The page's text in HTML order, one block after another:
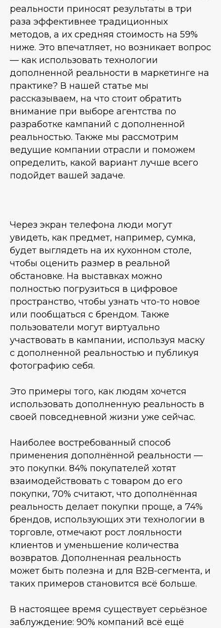
реальности приносят результаты в три
раза эффективнее традиционных
методов, а их средняя стоимость на 59%
ниже. Это впечатляет, но возникает вопрос
— как использовать технологии
дополненной реальности в маркетинге на
практике? В нашей статье мы
рассказываем, на что стоит обратить
внимание при выборе агентства по
разработке кампаний с дополненной
реальностью. Также мы рассмотрим
ведущие компании отрасли и поможем
определить, какой вариант лучше всего
подойдет вашей задаче.
Через экран телефона люди могут
увидеть, как предмет, например, сумка,
будет выглядеть на их кухонном столе,
чтобы оценить размер в реальной
обстановке. На выставках можно
полностью погрузиться в цифровое
пространство, чтобы узнать что-то новое
или пообщаться с брендом. Также
пользователи могут виртуально
участвовать в кампании, используя маску
с дополненной реальностью и публикуя
фотографию себя.
Это примеры того, как людям хочется
использовать дополненную реальность в
своей повседневной жизни уже сейчас.
Наиболее востребованный способ
применения дополнённой реальности —
это покупки. 84% покупателей хотят
взаимодействовать с товаром до его
покупки, 70% считают, что дополнённая
реальность делает покупки проще, а 74%
брендов, использующих эти технологии в
торговле, отмечают рост лояльности
клиентов и уменьшение количества
возвратов. Дополненная реальность
может быть полезна и для B2B-сегмента, и
таких примеров становится всё больше.
В настоящее время существует серьёзное
заблуждение: 90% компаний всё ещё